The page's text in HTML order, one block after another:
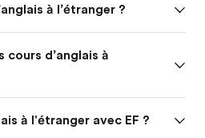
à l’étranger ?
cours d’anglais à
à l'étranger avec EF ?